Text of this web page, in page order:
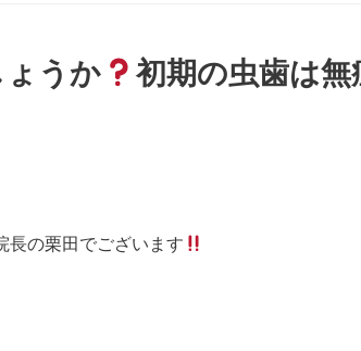
うか 初期の虫歯は無
長の栗田でございます